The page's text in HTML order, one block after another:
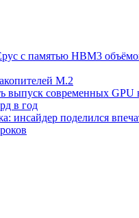
с памятью HBM3
M.2
выпуск современных GPU
в год
инсайдер поделился